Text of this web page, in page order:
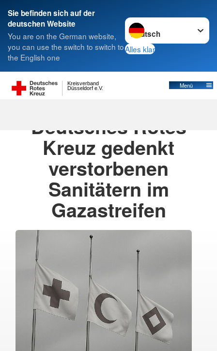
Sie befinden sich auf der
deutschen Website
You are on the German website,
you can use the switch to switch to
the English one
Sprache wechseln zu
Alles klar
Düsseldorf e.V.
Kreisverband Menü
Deutsches Rotes
Kreuz gedenkt
verstorbenen
Sanitätern im
Gazastreifen